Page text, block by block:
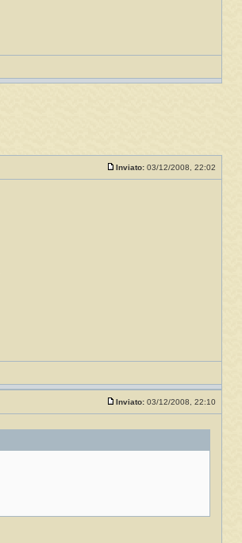
Inviato: 03/12/2008, 22:02
Inviato: 03/12/2008, 22:10